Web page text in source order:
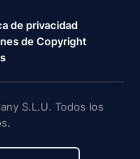
de privacidad
de Copyright
S.L.U. Todos los